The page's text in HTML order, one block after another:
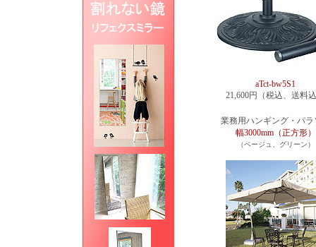
aTct-bw5S1
21,600円（税込、送料
業務用ハンギング・パラ
幅3000mm（正方形）
（ベージュ、グリーン）